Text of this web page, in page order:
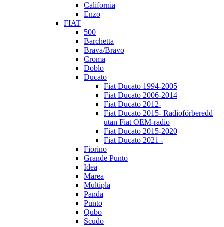
California
Enzo
FIAT
500
Barchetta
Brava/Bravo
Croma
Doblo
Ducato
Fiat Ducato 1994-2005
Fiat Ducato 2006-2014
Fiat Ducato 2012-
Fiat Ducato 2015- Radioförberedd
utan Fiat OEM-radio
Fiat Ducato 2015-2020
Fiat Ducato 2021 -
Fiorino
Grande Punto
Idea
Marea
Multipla
Panda
Punto
Qubo
Scudo